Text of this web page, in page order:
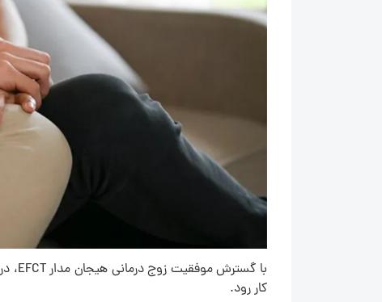
کار رود.